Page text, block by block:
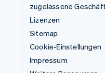
zugelassene
Lizenzen
Sitemap
Cookie-Einstellungen
Impressum